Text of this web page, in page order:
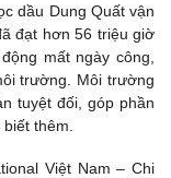
dầu Dung Quất vận
đạt hơn 56 triệu giờ
mất ngày công,
trường. Môi trường
tuyệt đối, góp phần
thêm.
Việt Nam – Chi